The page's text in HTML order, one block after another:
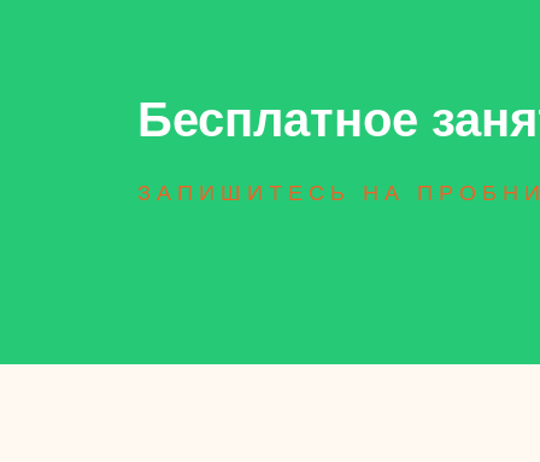
Бесплатное
ЗАПИШИТЕСЬ НА